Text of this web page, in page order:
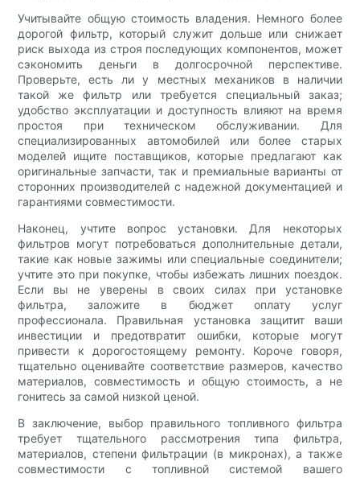
Учитывайте общую стоимость владения. Немного более
дорогой фильтр, который служит дольше или снижает
риск выхода из строя последующих компонентов, может
сэкономить деньги в долгосрочной перспективе.
Проверьте, есть ли у местных механиков в наличии
такой же фильтр или требуется специальный заказ;
удобство эксплуатации и доступность влияют на время
простоя при техническом обслуживании. Для
специализированных автомобилей или более старых
моделей ищите поставщиков, которые предлагают как
оригинальные запчасти, так и премиальные варианты от
сторонних производителей с надежной документацией и
гарантиями совместимости.
Наконец, учтите вопрос установки. Для некоторых
фильтров могут потребоваться дополнительные детали,
такие как новые зажимы или специальные соединители;
учтите это при покупке, чтобы избежать лишних поездок.
Если вы не уверены в своих силах при установке
фильтра, заложите в бюджет оплату услуг
профессионала. Правильная установка защитит ваши
инвестиции и предотвратит ошибки, которые могут
привести к дорогостоящему ремонту. Короче говоря,
тщательно оценивайте соответствие размеров, качество
материалов, совместимость и общую стоимость, а не
гонитесь за самой низкой ценой.
В заключение, выбор правильного топливного фильтра
требует тщательного рассмотрения типа фильтра,
материалов, степени фильтрации (в микронах), а также
совместимости с топливной системой вашего